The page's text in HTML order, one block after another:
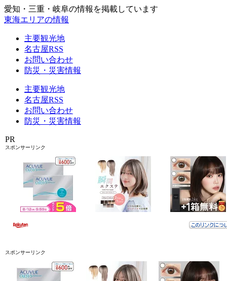
愛知・三重・岐阜の情報を掲載しています
東海エリアの情報
主要観光地
名古屋RSS
お問い合わせ
防災・災害情報
主要観光地
名古屋RSS
お問い合わせ
防災・災害情報
PR
スポンサーリンク
スポンサーリンク